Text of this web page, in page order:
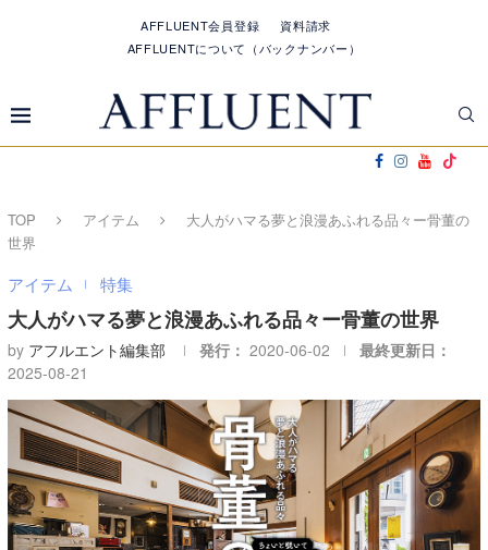
AFFLUENT会員登録
資料請求
AFFLUENTについて（バックナンバー）
TOP アイテム
大人がハマる夢と浪漫あふれる品々ー骨董の
世界
アイテム 特集
大人がハマる夢と浪漫あふれる品々ー骨董の世界
by アフルエント編集部 発行： 2020-06-02
最終更新日：
2025-08-21